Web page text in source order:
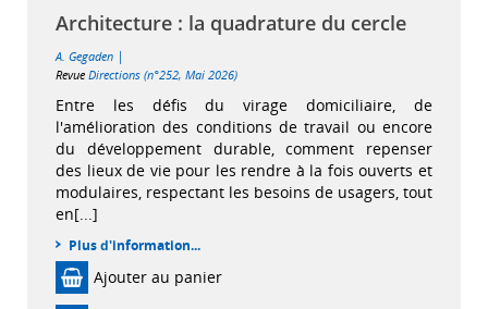
Architecture : la quadrature du cercle
A. Gegaden |
Revue Directions (n°252, Mai 2026)
Entre les défis du virage domiciliaire, de
l'amélioration des conditions de travail ou encore
du développement durable, comment repenser
des lieux de vie pour les rendre à la fois ouverts et
modulaires, respectant les besoins de usagers, tout
en[...]
Plus d'information...
Ajouter au panier